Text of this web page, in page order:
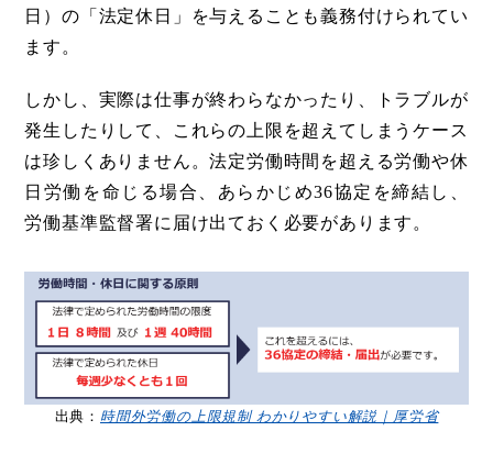
日）の「法定休日」を与えることも義務付けられてい
ます。
しかし、実際は仕事が終わらなかったり、トラブルが
発生したりして、これらの上限を超えてしまうケース
は珍しくありません。法定労働時間を超える労働や休
日労働を命じる場合、あらかじめ36協定を締結し、
労働基準監督署に届け出ておく必要があります。
出典： 時間外労働の上限規制 わかりやすい解説｜厚労省